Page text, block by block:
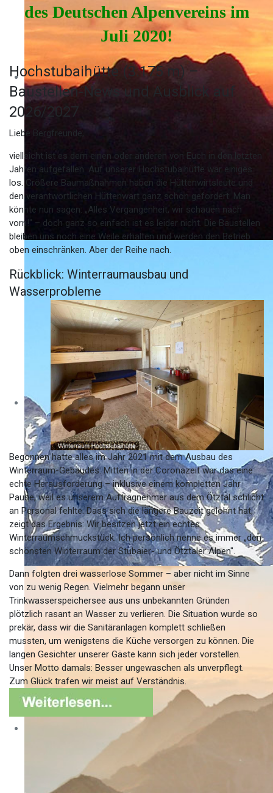
des Deutschen Alpenvereins im
Juli 2020!
Hochstubaihütte (3.175 m) –
Baustellen-News und Ausblick auf
2026/2027
Liebe Bergfreunde,
vielleicht ist es dem einen oder anderen von Euch in den letzten
Jahren aufgefallen: Auf unserer Hochstubaihütte war einiges
los. Größere Baumaßnahmen haben die Hüttenwirtsleute und
den verantwortlichen Hüttenwart ganz schön gefordert. Man
könnte nun sagen: „Alles Vergangenheit, wir schauen nach
vorn!" – doch ganz so einfach ist es leider nicht. Die Baustellen
bleiben uns noch eine Weile erhalten und werden den Betrieb
oben einschränken. Aber der Reihe nach.
Rückblick: Winterraumausbau und
Wasserprobleme
Begonnen hatte alles im Jahr 2021 mit dem Ausbau des
Winterraum-Gebäudes. Mitten in der Coronazeit war das eine
echte Herausforderung – inklusive einem kompletten Jahr
Pause, weil es unserem Auftragnehmer aus dem Ötztal schlicht
an Personal fehlte. Dass sich die längere Bauzeit gelohnt hat,
zeigt das Ergebnis: Wir besitzen jetzt ein echtes
Winterraumschmuckstück. Ich persönlich nenne es immer „den
schönsten Winterraum der Stubaier- und Ötztaler Alpen".
Dann folgten drei wasserlose Sommer – aber nicht im Sinne
von zu wenig Regen. Vielmehr begann unser
Trinkwasserspeichersee aus uns unbekannten Gründen
plötzlich rasant an Wasser zu verlieren. Die Situation wurde so
prekär, dass wir die Sanitäranlagen komplett schließen
mussten, um wenigstens die Küche versorgen zu können. Die
langen Gesichter unserer Gäste kann sich jeder vorstellen.
Unser Motto damals: Besser ungewaschen als unverpflegt.
Zum Glück trafen wir meist auf Verständnis.